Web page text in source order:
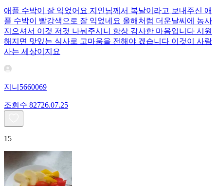
애플 수박이 잘 익었어요 지인님께서 복날이라고 보내주신 애
플 수박이 빨강색으로 잘 익었네요 올해처럼 더운날씨에 농사
지으셔서 이것 저것 나눠주시니 항상 감사한 마음입니다 시원
해지면 맛있는 식사로 고마움을 전해야 겠습니다 이것이 사람
사는 세상이지요
지니5660069
조회수 82726.07.25
15